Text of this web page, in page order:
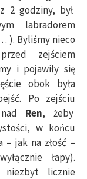
2 godziny, był
labradorem
). Byliśmy nieco
zejściem
i pojawiły się
obok była
Po zejściu
Ren, żeby
w końcu
– jak na złość –
łapy).
niezbyt licznie